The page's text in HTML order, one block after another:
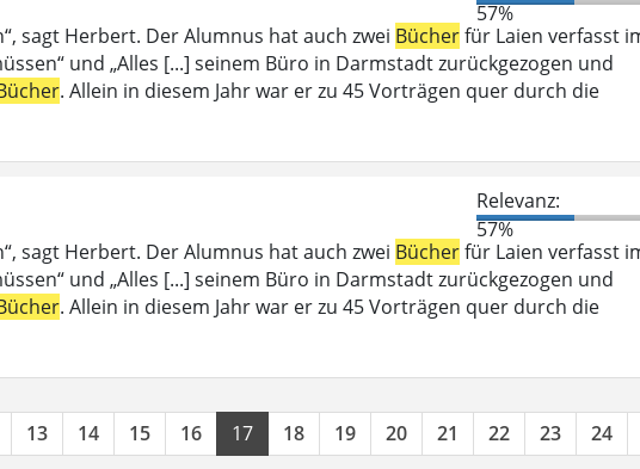
57%
sagt Herbert. Der Alumnus hat auch zwei Bücherfür Laien verfasst
und „Alles [...] seinem Büro in Darmstadt zurückgezogen und
. Allein in diesem Jahr war er zu 45 Vorträgen quer durch die
Relevanz:
57%
sagt Herbert. Der Alumnus hat auch zwei Bücherfür Laien verfasst
und „Alles [...] seinem Büro in Darmstadt zurückgezogen und
. Allein in diesem Jahr war er zu 45 Vorträgen quer durch die
13 14 15 16 17 18 19 20 21 22 23 24